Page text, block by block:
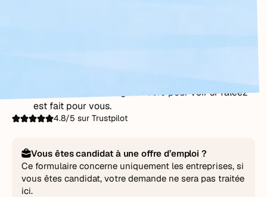
Un moment d'échange sincère pour voir si Taleez
est fait pour vous.
4.8/5 sur Trustpilot
Vous êtes candidat à une offre d’emploi ?
Ce formulaire concerne uniquement les entreprises, si
vous êtes candidat, votre demande ne sera pas traitée
ici.